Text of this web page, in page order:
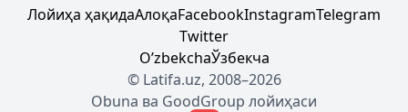
Лойиҳа ҳақидаАлоқаFacebookInstagramTelegram
Twitter
OʼzbekchaЎзбекча
© Latifa.uz, 2008–2026
Obuna ва GoodGroup лойиҳаси